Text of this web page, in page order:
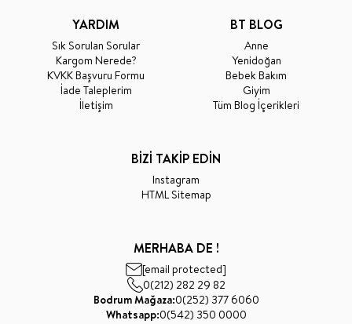
YARDIM
Sık Sorulan Sorular
Kargom Nerede?
KVKK Başvuru Formu
İade Taleplerim
İletişim
BT BLOG
Anne
Yenidoğan
Bebek Bakım
Giyim
Tüm Blog İçerikleri
BİZİ TAKİP EDİN
Instagram
HTML Sitemap
MERHABA DE !
[email protected]
0(212) 282 29 82
Bodrum Mağaza:0(252) 377 6060
Whatsapp:0(542) 350 0000